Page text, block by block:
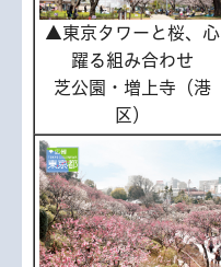
▲東京タワーと桜、心
躍る組み合わせ
芝公園・増上寺（港
区）